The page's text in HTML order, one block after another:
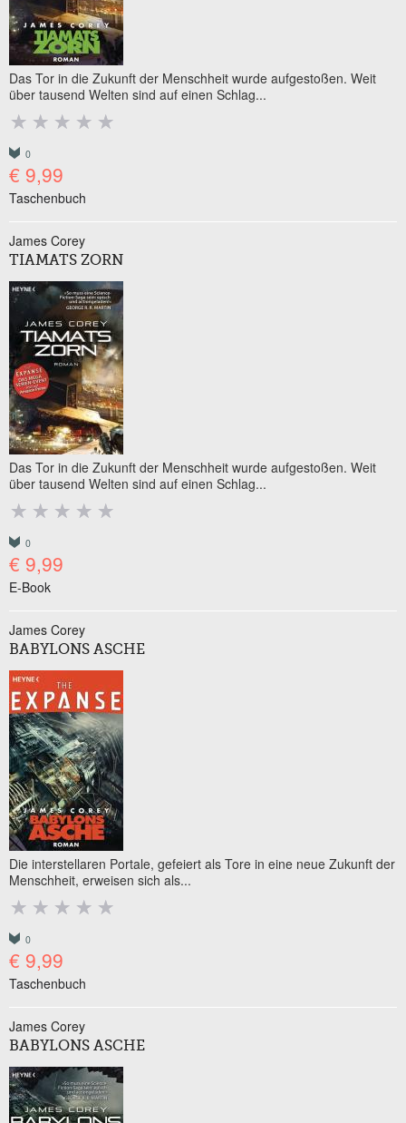
Das Tor in die Zukunft der Menschheit wurde aufgestoßen. Weit
über tausend Welten sind auf einen Schlag...
0
€ 9,99
Taschenbuch
James Corey
TIAMATS ZORN
Das Tor in die Zukunft der Menschheit wurde aufgestoßen. Weit
über tausend Welten sind auf einen Schlag...
0
€ 9,99
E-Book
James Corey
BABYLONS ASCHE
Die interstellaren Portale, gefeiert als Tore in eine neue Zukunft der
Menschheit, erweisen sich als...
0
€ 9,99
Taschenbuch
James Corey
BABYLONS ASCHE